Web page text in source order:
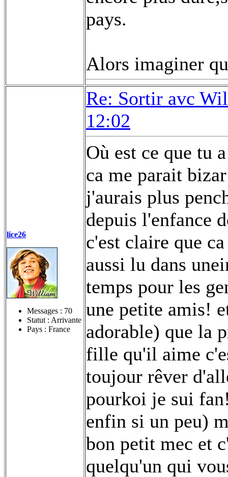
pays.
Alors imaginer
lice26
Messages : 70
Statut : Arrivante
Pays : France
Re: Sortir avc
12:02
Où est ce que tu
ca me parait
j'aurais plus
depuis l'enfance
c'est claire que
aussi lu dans
temps pour les
une petite amis!
adorable) que la
fille qu'il aime
toujour rêver
pourkoi je sui
enfin si un peu)
bon petit mec et
quelqu'un qui